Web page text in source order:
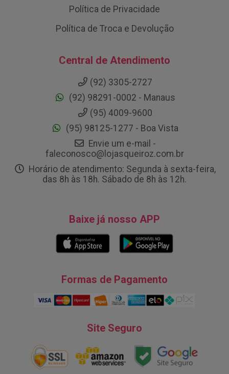
Política de Privacidade
Política de Troca e Devolução
Central de Atendimento
(92) 3305-2727
(92) 98291-0002 - Manaus
(95) 4009-9600
(95) 98125-1277 - Boa Vista
Envie um e-mail -
faleconosco@lojasqueiroz.com.br
Horário de atendimento: Segunda à sexta-feira,
das 8h às 18h. Sábado de 8h às 12h.
Baixe já nosso APP
Formas de Pagamento
Site Seguro